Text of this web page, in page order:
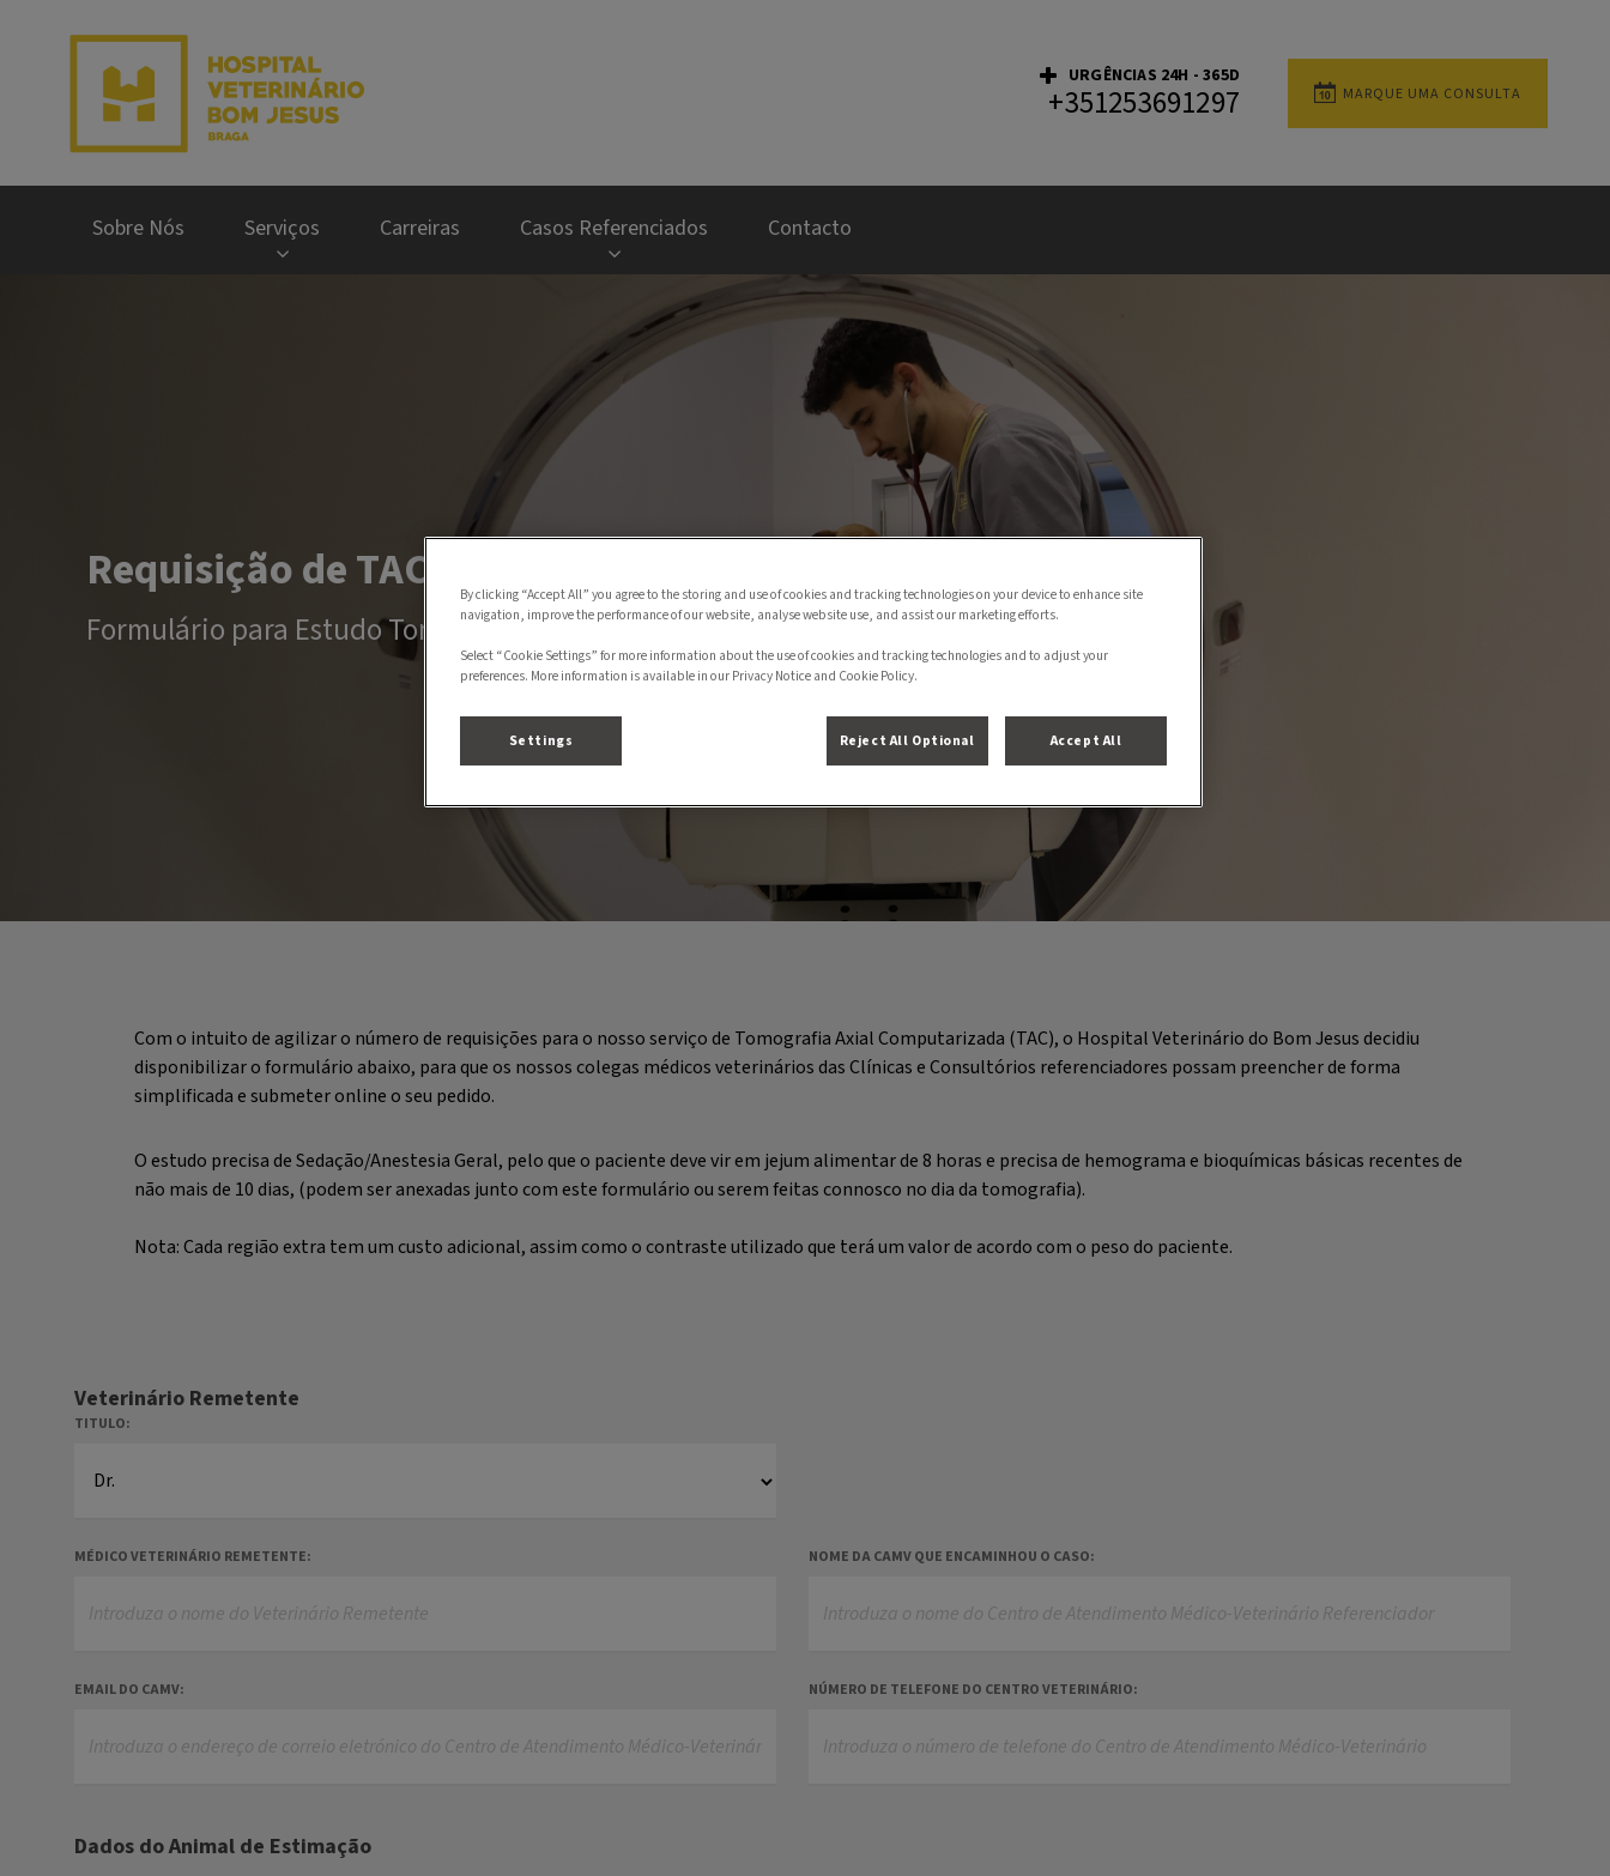
URGÊNCIAS 24H - 365D
+351253691297 MARQUE UMA CONSULTA
Sobre Nós Serviços Carreiras Casos Referenciados Contacto
Requisição de TAC
Formulário para Estudo Tomográfico
Com o intuito de agilizar o número de requisições para o nosso serviço de Tomografia Axial Computarizada (TAC), o Hospital Veterinário do Bom Jesus decidiu
disponibilizar o formulário abaixo, para que os nossos colegas médicos veterinários das Clínicas e Consultórios referenciadores possam preencher de forma
simplificada e submeter online o seu pedido.
O estudo precisa de Sedação/Anestesia Geral, pelo que o paciente deve vir em jejum alimentar de 8 horas e precisa de hemograma e bioquímicas básicas recentes de
não mais de 10 dias, (podem ser anexadas junto com este formulário ou serem feitas connosco no dia da tomografia).
Nota: Cada região extra tem um custo adicional, assim como o contraste utilizado que terá um valor de acordo com o peso do paciente.
Veterinário Remetente
TITULO:
MÉDICO VETERINÁRIO REMETENTE: NOME DA CAMV QUE ENCAMINHOU O CASO:
EMAIL DO CAMV: NÚMERO DE TELEFONE DO CENTRO VETERINÁRIO:
Dados do Animal de Estimação
By clicking “Accept All” you agree to the storing and use of cookies and tracking technologies on your device to enhance site
navigation, improve the performance of our website, analyse website use, and assist our marketing efforts.
Select “Cookie Settings” for more information about the use of cookies and tracking technologies and to adjust your
preferences. More information is available in our Privacy Notice and Cookie Policy.
Settings Reject All Optional Accept All